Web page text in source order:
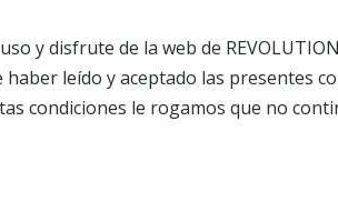
y disfrute de la web de REVOLUTION
haber leído y aceptado las presentes
condiciones le rogamos que no